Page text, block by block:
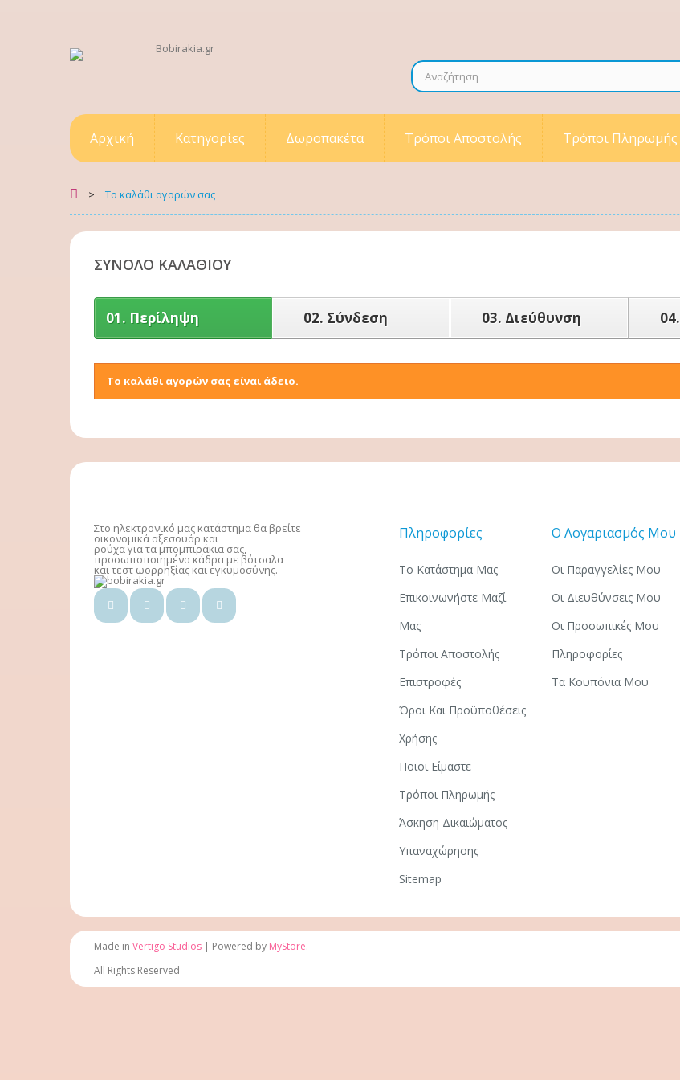
Αρχική Κατηγορίες Δωροπακέτα Τρόποι Αποστολής Τρόποι Πληρωμής
> Το καλάθι αγορών σας
ΣΎΝΟΛΟ ΚΑΛΑΘΙΟΎ
01. Περίληψη 02. Σύνδεση 03. Διεύθυνση 04.
Το καλάθι αγορών σας είναι άδειο.
Στο ηλεκτρονικό μας κατάστημα θα βρείτε
οικονομικά αξεσουάρ και
ρούχα για τα μπομπιράκια σας,
προσωποποιημένα κάδρα με βότσαλα
και τεστ ωορρηξίας και εγκυμοσύνης.
Πληροφορίες
Το Κατάστημα Μας
Επικοινωνήστε Μαζί
Μας
Τρόποι Αποστολής
Επιστροφές
Όροι Και Προϋποθέσεις
Χρήσης
Ποιοι Είμαστε
Τρόποι Πληρωμής
Άσκηση Δικαιώματος
Υπαναχώρησης
Sitemap
Ο Λογαριασμός Μου
Οι Παραγγελίες Μου
Οι Διευθύνσεις Μου
Οι Προσωπικές Μου
Πληροφορίες
Τα Κουπόνια Μου
Made in Vertigo Studios | Powered by MyStore.
All Rights Reserved